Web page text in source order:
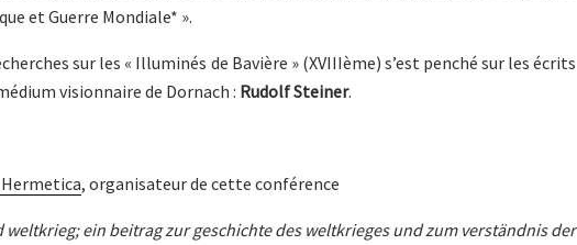
et Guerre Mondiale* ».
sur les « Illuminés de Bavière » (XVIIIème) s’est penché sur les écrits
visionnaire de Dornach : Rudolf Steiner.
, organisateur de cette conférence
ein beitrag zur geschichte des weltkrieges und zum verständnis der